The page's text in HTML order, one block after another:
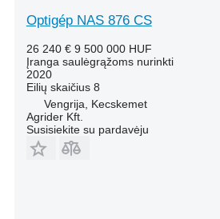
Optigép NAS 876 CS
26 240 € 9 500 000 HUF
Įranga saulėgrąžoms nurinkti
2020
Eilių skaičius 8
Vengrija, Kecskemet
Agrider Kft.
Susisiekite su pardavėju